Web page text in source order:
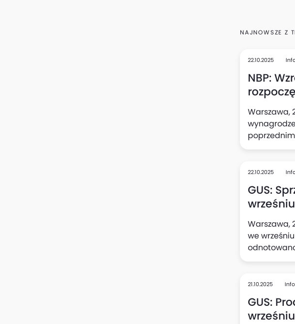
NAJNOWSZE Z
22.10.2025
NBP:
Warszawa,
podwyżki
22.10.2025
GUS:
Warszawa,
we
21.10.2025
GUS: